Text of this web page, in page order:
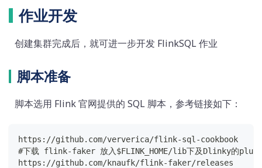
作业开发
创建集群完成后，就可进一步开发 FlinkSQL 作业
脚本准备
脚本选用 Flink 官网提供的 SQL 脚本，参考链接如下：
https://github.com/ververica/flink-sql-cookbook
#下载 flink-faker 放入$FLINK_HOME/lib下及Dlinky的
https://github.com/knaufk/flink-faker/releases